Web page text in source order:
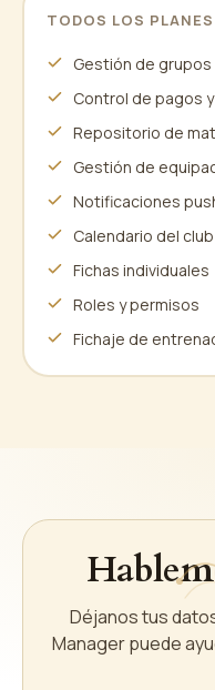
TODOS LOS
Gestión de
Control de pagos
Repositorio de
Gestión de
Notificaciones
Calendario del club
Fichas individuales
Roles y permisos
Fichaje de
Déjanos tus
Manager puede